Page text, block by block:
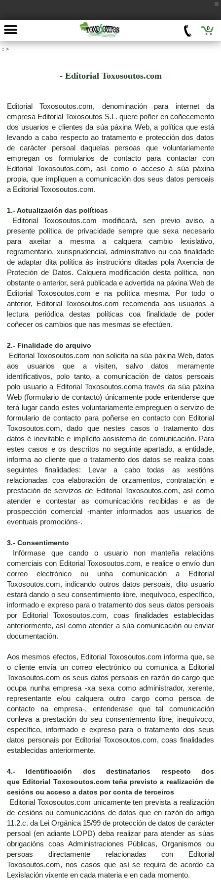
0
:: >
- Editorial Toxosoutos.com
Editorial Toxosoutos.com, denominación para internet da
empresa Editorial Toxosoutos S.L. quere poñer en coñecemento
dos usuarios e clientes da súa páxina Web, a política que está
levando a cabo respecto ao tratamento e protección dos datos
de carácter persoal daquelas persoas que voluntariamente
empregan os formularios de contacto para contactar con
Editorial Toxosoutos.com, así como o acceso á súa páxina
propia, que impliquen a comunicación dos seus datos persoais
a Editorial Toxosoutos.com.
1.- Actualización das políticas
Editorial Toxosoutos.com modificará, sen previo aviso, a
presente política de privacidade sempre que sexa necesario
para axeitar a mesma a calquera cambio lexislativo,
regramentario, xurisprudencial, administrativo ou coa finalidade
de adaptar dita política ás instrucións ditadas pola Axencia de
Proteción de Datos. Calquera modificación desta política, non
obstante o anterior, será publicada e advertida na páxina Web de
Editorial Toxosoutos.com e na política mesma. Por todo o
anterior, Editorial Toxosoutos.com recomenda aos usuarios a
lectura periódica destas políticas coa finalidade de poder
coñecer os cambios que nas mesmas se efectúen.
2.- Finalidade do arquivo
Editorial Toxosoutos.com non solicita na súa páxina Web, datos
aos usuarios que a visiten, salvo datos meramente
identificativos, polo tanto, a comunicación de datos persoais
polo usuario a Editorial Toxosoutos.coma través da súa páxina
Web (formulario de contacto) únicamente pode entenderse que
terá lugar cando estes voluntariamente empreguen o servizo de
formulario de contacto para poñerse en contacto con Editorial
Toxosoutos.com, dado que nestes casos o tratamento dos
datos é inevitable e implícito aosistema de comunicación. Para
estes casos e os descritos no seguinte apartado, a entidade,
informa ao cliente que o tratamento dos datos se realiza coas
seguintes finalidades: Levar a cabo todas as xestións
relacionadas coa elaboración de orzamentos, contratación e
prestación de servizos de Editorial Toxosoutos.com, así como
atender e contestar as comunicacións recibidas e as de
prospección comercial -manter informados aos usuarios de
eventuais promocións-.
3.- Consentimento
Infórmase que cando o usuario non manteña relacións
comerciais con Editorial Toxosoutos.com, e realice o envío dun
correo electrónico ou unha comunicación a Editorial
Toxosoutos.com, indicando outros datos persoais, dito usuario
estará dando o seu consentimiento libre, inequívoco, específico,
informado e expreso para o tratamento dos seus datos persoais
por Editorial Toxosoutos.com, coas finalidades establecidas
anteriormente, así como atender a súa comunicación ou enviar
documentación.
Aos mesmos efectos, Editorial Toxosoutos.com informa que, se
o cliente envía un correo electrónico ou comunica a Editorial
Toxosoutos.com os seus datos persoais en razón do cargo que
ocupa nunha empresa -xa sexa como administrador, xerente,
representante e/ou calquera outro cargo como persoa de
contacto na empresa-, entenderase que tal comunicación
conleva a prestación do seu consentemento libre, inequívoco,
específico, informado e expreso para o tratamento dos seus
datos personais por Editorial Toxosoutos.com, coas finalidades
establecidas anteriormente.
4.- Identificación dos destinatarios respecto dos
que Editorial Toxosoutos.com teña previsto a realización de
cesións ou acceso a datos por conta de terceiros
Editorial Toxosoutos.com unicamente ten prevista a realización
de cesións ou comunicacións de datos que en razón do artigo
11.2.c. da Lei Orgánica 15/99 de protección de datos de carácter
persoal (en adiante LOPD) deba realizar para atender as súas
obrigacións coas Administraciones Públicas, Organismos ou
persoas directamente relacionadas con Editorial
Toxosoutos.com, nos casos que así se requira de acordo ca
Lexislación vixente en cada materia e en cada momento.